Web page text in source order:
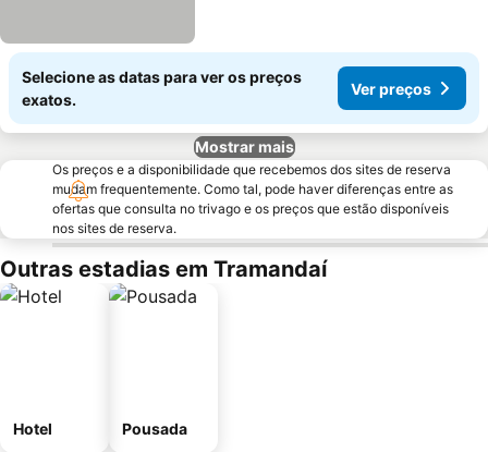
Selecione as datas para ver os preços
exatos.
Ver preços
Mostrar mais
Os preços e a disponibilidade que recebemos dos sites de reserva
mudam frequentemente. Como tal, pode haver diferenças entre as
ofertas que consulta no trivago e os preços que estão disponíveis
nos sites de reserva.
Outras estadias em Tramandaí
Hotel Pousada